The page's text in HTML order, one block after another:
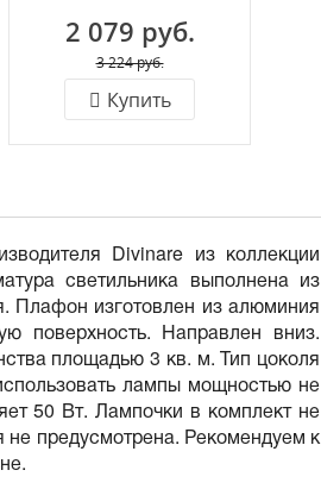
2 079 руб.
3 224 руб.
Купить
Divinare из коллекции
светильника выполнена из
Плафон изготовлен из алюминия
поверхность. Направлен вниз.
площадью 3 кв. м. Тип цоколя
лампы мощностью не
50 Вт. Лампочки в комплект не
не предусмотрена. Рекомендуем к